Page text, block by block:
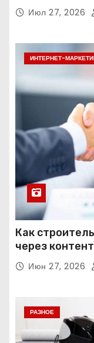
Июл 27, 2026
ИНТЕРНЕТ-
Как
через
Июн 27, 2026
РАЗНОЕ